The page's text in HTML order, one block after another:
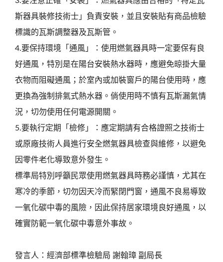
斯器具裝修技術士」負責安裝，並且安裝貼有商品檢驗
標識的瓦斯調整器及瓦斯管。
4.要保持環境「通風」：使用燃氣器具時一定要保有良
好通風，特別是在陽台安裝熱水器時，應避免晾掛大量
衣物而阻礙通風；於室內或加裝窗戶的陽台使用時，應
更換為強制排氣式熱水器。倘使用時不慎有瓦斯漏氣情
況，切勿使用任何電源開關。
5.要執行定期「檢修」：應定期請有合格證照之技術士
或原廠技術人員進行安全燃氣器具檢查與維修，以避免
因零件老化導致意外發生。
標準局特別呼籲民眾使用燃氣器具時務必謹慎，尤其在
寒冷的季節，切勿因天冷而緊閉門窗，通風不良易導致
一氧化碳中毒的風險，因此保持居家環境良好通風，以
確實防範一氧化碳中毒意外事故。
發言人：經濟部標準檢驗局 謝翰璋 副局長